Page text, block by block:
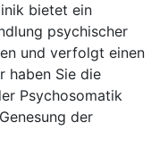
bietet ein
psychischer
und verfolgt einen
haben Sie die
Psychosomatik
der